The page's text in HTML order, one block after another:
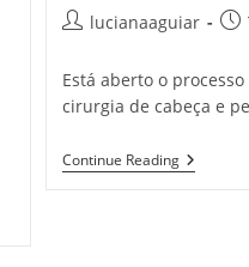
lucianaaguiar
Está aberto o
cirurgia de cabeça e
Continue Reading